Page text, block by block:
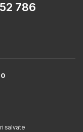
786
salvate